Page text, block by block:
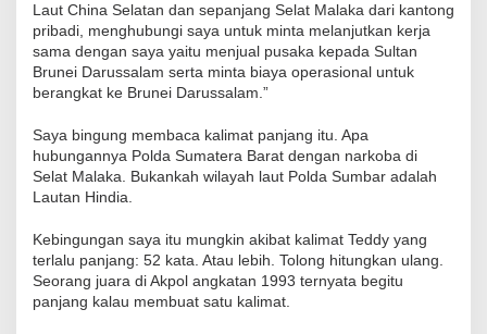
Laut China Selatan dan sepanjang Selat Malaka dari kantong
pribadi, menghubungi saya untuk minta melanjutkan kerja
sama dengan saya yaitu menjual pusaka kepada Sultan
Brunei Darussalam serta minta biaya operasional untuk
berangkat ke Brunei Darussalam.”
Saya bingung membaca kalimat panjang itu. Apa
hubungannya Polda Sumatera Barat dengan narkoba di
Selat Malaka. Bukankah wilayah laut Polda Sumbar adalah
Lautan Hindia.
Kebingungan saya itu mungkin akibat kalimat Teddy yang
terlalu panjang: 52 kata. Atau lebih. Tolong hitungkan ulang.
Seorang juara di Akpol angkatan 1993 ternyata begitu
panjang kalau membuat satu kalimat.